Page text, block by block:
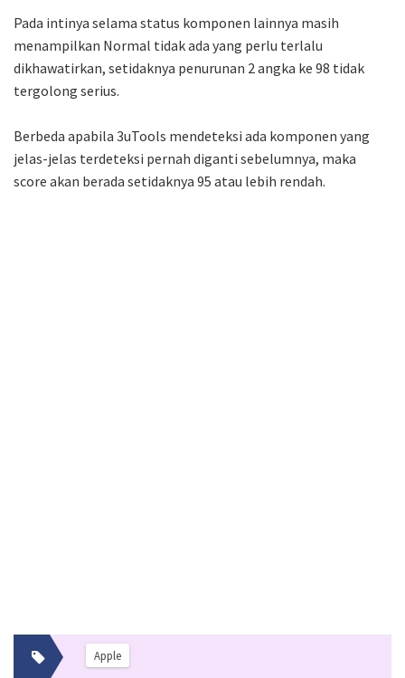
Pada intinya selama status komponen lainnya masih
menampilkan Normal tidak ada yang perlu terlalu
dikhawatirkan, setidaknya penurunan 2 angka ke 98 tidak
tergolong serius.
Berbeda apabila 3uTools mendeteksi ada komponen yang
jelas-jelas terdeteksi pernah diganti sebelumnya, maka
score akan berada setidaknya 95 atau lebih rendah.
Apple